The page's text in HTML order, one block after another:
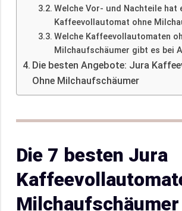
Welche Vor- und Nachteile hat
Kaffeevollautomat ohne
Welche Kaffeevollautomaten
Milchaufschäumer gibt es bei
Die besten Angebote: Jura
Ohne Milchaufschäumer
Die 7 besten Jura
Milchaufschäumer